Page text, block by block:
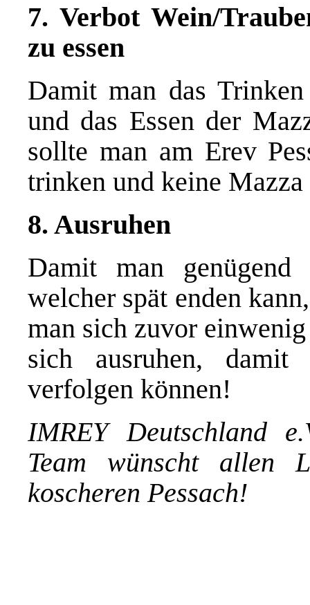
7. Verbot Wein/
zu essen
Damit man das
und das Essen der
sollte man am Erev
trinken und keine Mazza
8. Ausruhen
Damit man
welcher spät enden
man sich zuvor
sich ausruhen, damit
verfolgen können!
IMREY Deutschland
Team wünscht allen
koscheren Pessach!